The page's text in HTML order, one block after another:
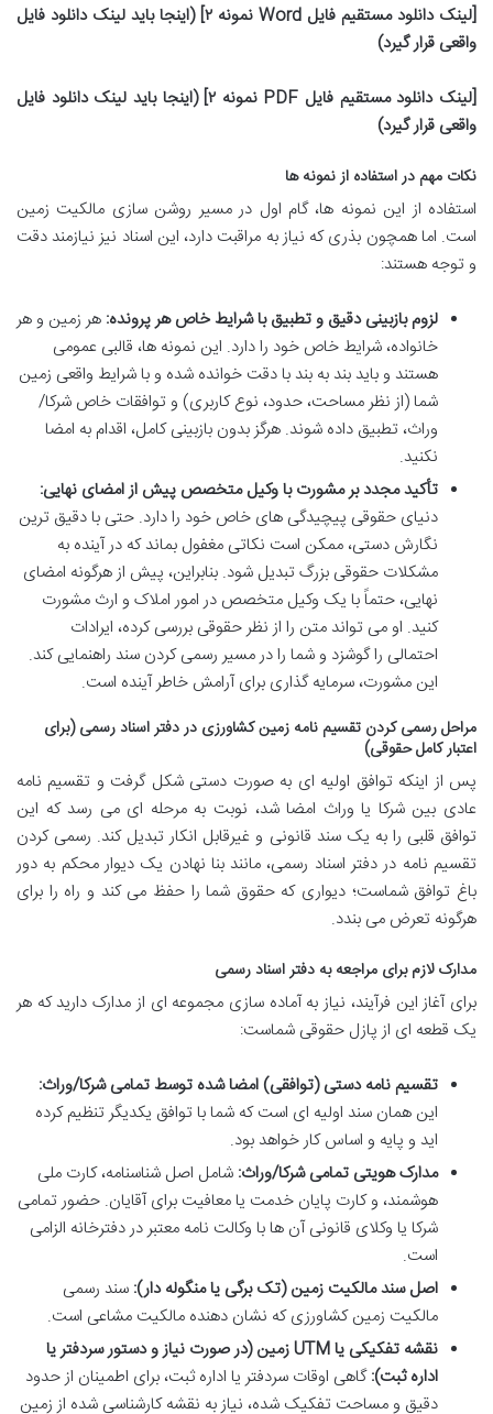
[لینک دانلود مستقیم فایل Word نمونه ۲] (اینجا باید لینک دانلود فایل
واقعی قرار گیرد)
[لینک دانلود مستقیم فایل PDF نمونه ۲] (اینجا باید لینک دانلود فایل
واقعی قرار گیرد)
نکات مهم در استفاده از نمونه ها
استفاده از این نمونه ها، گام اول در مسیر روشن سازی مالکیت زمین
است. اما همچون بذری که نیاز به مراقبت دارد، این اسناد نیز نیازمند دقت
و توجه هستند:
لزوم بازبینی دقیق و تطبیق با شرایط خاص هر پرونده: هر زمین و هر
خانواده، شرایط خاص خود را دارد. این نمونه ها، قالبی عمومی
هستند و باید بند به بند با دقت خوانده شده و با شرایط واقعی زمین
شما (از نظر مساحت، حدود، نوع کاربری) و توافقات خاص شرکا/
وراث، تطبیق داده شوند. هرگز بدون بازبینی کامل، اقدام به امضا
نکنید.
تأکید مجدد بر مشورت با وکیل متخصص پیش از امضای نهایی:
دنیای حقوقی پیچیدگی های خاص خود را دارد. حتی با دقیق ترین
نگارش دستی، ممکن است نکاتی مغفول بماند که در آینده به
مشکلات حقوقی بزرگ تبدیل شود. بنابراین، پیش از هرگونه امضای
نهایی، حتماً با یک وکیل متخصص در امور املاک و ارث مشورت
کنید. او می تواند متن را از نظر حقوقی بررسی کرده، ایرادات
احتمالی را گوشزد و شما را در مسیر رسمی کردن سند راهنمایی کند.
این مشورت، سرمایه گذاری برای آرامش خاطر آینده است.
مراحل رسمی کردن تقسیم نامه زمین کشاورزی در دفتر اسناد رسمی (برای
اعتبار کامل حقوقی)
پس از اینکه توافق اولیه ای به صورت دستی شکل گرفت و تقسیم نامه
عادی بین شرکا یا وراث امضا شد، نوبت به مرحله ای می رسد که این
توافق قلبی را به یک سند قانونی و غیرقابل انکار تبدیل کند. رسمی کردن
تقسیم نامه در دفتر اسناد رسمی، مانند بنا نهادن یک دیوار محکم به دور
باغ توافق شماست؛ دیواری که حقوق شما را حفظ می کند و راه را برای
هرگونه تعرض می بندد.
مدارک لازم برای مراجعه به دفتر اسناد رسمی
برای آغاز این فرآیند، نیاز به آماده سازی مجموعه ای از مدارک دارید که هر
یک قطعه ای از پازل حقوقی شماست:
تقسیم نامه دستی (توافقی) امضا شده توسط تمامی شرکا/وراث:
این همان سند اولیه ای است که شما با توافق یکدیگر تنظیم کرده
اید و پایه و اساس کار خواهد بود.
مدارک هویتی تمامی شرکا/وراث: شامل اصل شناسنامه، کارت ملی
هوشمند، و کارت پایان خدمت یا معافیت برای آقایان. حضور تمامی
شرکا یا وکلای قانونی آن ها با وکالت نامه معتبر در دفترخانه الزامی
است.
اصل سند مالکیت زمین (تک برگی یا منگوله دار): سند رسمی
مالکیت زمین کشاورزی که نشان دهنده مالکیت مشاعی است.
نقشه تفکیکی یا UTM زمین (در صورت نیاز و دستور سردفتر یا
اداره ثبت):گاهی اوقات سردفتر یا اداره ثبت، برای اطمینان از حدود
دقیق و مساحت تفکیک شده، نیاز به نقشه کارشناسی شده از زمین